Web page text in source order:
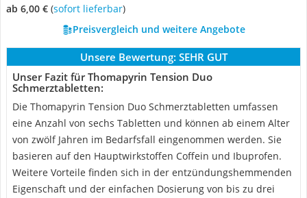
ab 6,00 € ( Sofort lieferbar)
Preisvergleich und weitere Angebote
Unsere Bewertung: SEHR GUT
Unser Fazit für Thomapyrin Tension Duo
Schmerztabletten:
Die Thomapyrin Tension Duo Schmerztabletten umfassen
eine Anzahl von sechs Tabletten und können ab einem Alter
von zwölf Jahren im Bedarfsfall eingenommen werden. Sie
basieren auf den Hauptwirkstoffen Coffein und Ibuprofen.
Weitere Vorteile finden sich in der entzündungshemmenden
Eigenschaft und der einfachen Dosierung von bis zu drei